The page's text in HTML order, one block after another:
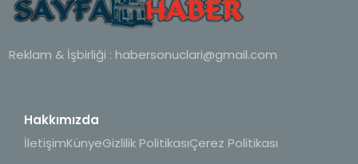
Reklam & İşbirliği : habersonuclari@gmail.com
Hakkımızda
İletişimKünyeGizlilik PolitikasıÇerez Politikası